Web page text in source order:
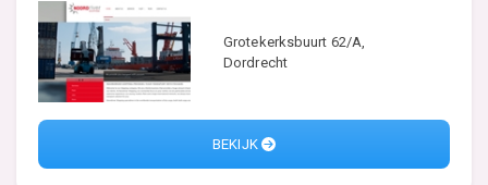
Grotekerksbuurt 62/A,
Dordrecht
BEKIJK